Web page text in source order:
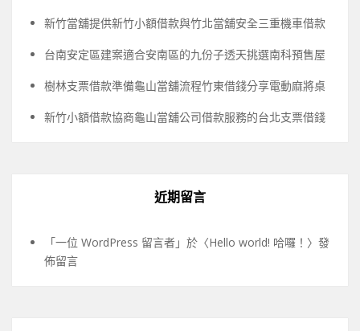
新竹當舖提供新竹小額借款與竹北當舖安全三重機車借款
台南安定區建案適合安南區的九份子透天挑選南科預售屋
樹林支票借款準備龜山當舖流程竹東借錢分享電動麻將桌
新竹小額借款協商龜山當舖公司借款服務的台北支票借錢
近期留言
「一位 WordPress 留言者 」於〈Hello world! 哈囉！ 〉發
佈留言